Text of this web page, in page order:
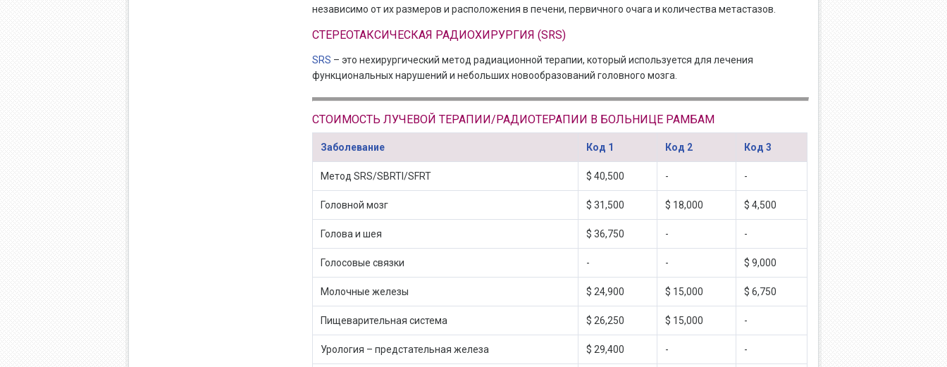
независимо от их размеров и расположения в печени, первичного очага и количества метастазов.
СТЕРЕОТАКСИЧЕСКАЯ РАДИОХИРУРГИЯ (SRS)
SRS – это нехирургический метод радиационной терапии, который используется для лечения
функциональных нарушений и небольших новообразований головного мозга.
СТОИМОСТЬ ЛУЧЕВОЙ ТЕРАПИИ/РАДИОТЕРАПИИ В БОЛЬНИЦЕ РАМБАМ
Заболевание Код 1 Код 2 Код 3
Метод SRS/SBRTI/SFRT $ 40,500 - -
Головной мозг $ 31,500 $ 18,000 $ 4,500
Голова и шея $ 36,750 - -
Голосовые связки - - $ 9,000
Молочные железы $ 24,900 $ 15,000 $ 6,750
Пищеварительная система $ 26,250 $ 15,000 -
Урология – предстательная железа $ 29,400 - -